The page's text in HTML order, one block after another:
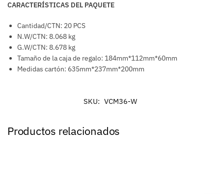
CARACTERÍSTICAS DEL PAQUETE
Cantidad/CTN: 20 PCS
N.W/CTN: 8.068 kg
G.W/CTN: 8.678 kg
Tamaño de la caja de regalo: 184mm*112mm*60mm
Medidas cartón: 635mm*237mm*200mm
SKU: VCM36-W
Productos relacionados